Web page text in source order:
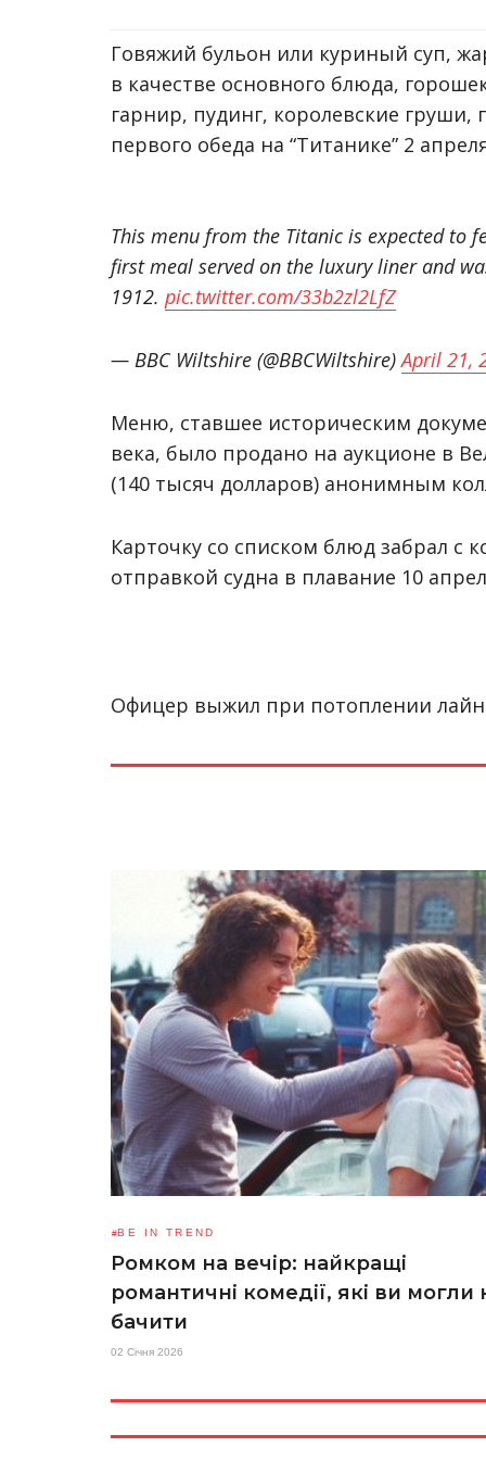
Говяжий бульон или куриный суп,
в качестве основного блюда,
гарнир, пудинг, королевские
первого обеда на “Титанике” 2
This menu from the Titanic is expected to
first meal served on the luxury liner and
1912. pic.twitter.com/33b2zl2LfZ
— BBC Wiltshire (@BBCWiltshire)April 21,
Меню, ставшее историческим
века, было продано на аукционе в
(140 тысяч долларов) анонимным
Карточку со списком блюд забрал с
отправкой судна в плавание 10
Офицер выжил при потоплении
BE IN TREND
Ромком на вечір: найкращі
романтичні комедії, які ви могли
бачити
02 Січня 2026